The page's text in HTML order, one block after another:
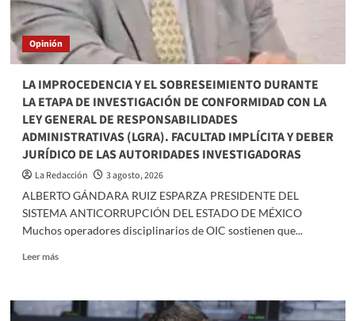
Opinión
LA IMPROCEDENCIA Y EL SOBRESEIMIENTO DURANTE
LA ETAPA DE INVESTIGACIÓN DE CONFORMIDAD CON LA
LEY GENERAL DE RESPONSABILIDADES
ADMINISTRATIVAS (LGRA). FACULTAD IMPLÍCITA Y DEBER
JURÍDICO DE LAS AUTORIDADES INVESTIGADORAS
La Redacción
3 agosto, 2026
ALBERTO GÁNDARA RUIZ ESPARZA PRESIDENTE DEL
SISTEMA ANTICORRUPCIÓN DEL ESTADO DE MÉXICO
Muchos operadores disciplinarios de OIC sostienen que...
Leer másRead
LA
IMPROCEDENCIA